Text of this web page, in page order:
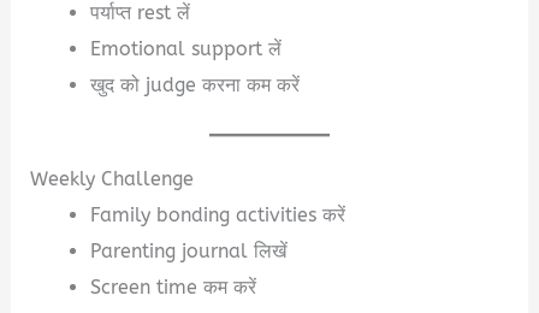
पर्याप्त rest लें
Emotional support लें
खुद को judge करना कम करें
Weekly Challenge
Family bonding activities करें
Parenting journal लिखें
Screen time कम करें